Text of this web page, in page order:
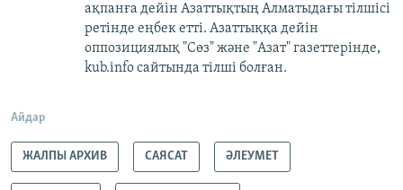
ақпанға дейін Азаттықтың Алматыдағы тілшісі
ретінде еңбек етті. Азаттыққа дейін
оппозициялық "Сөз" және "Азат" газеттерінде,
kub.info сайтында тілші болған.
Айдар
ЖАЛПЫ АРХИВ САЯСАТ ӘЛЕУМЕТ